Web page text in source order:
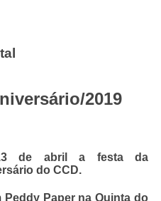
2019
de abril a festa da
do CCD.
Paper na Quinta do